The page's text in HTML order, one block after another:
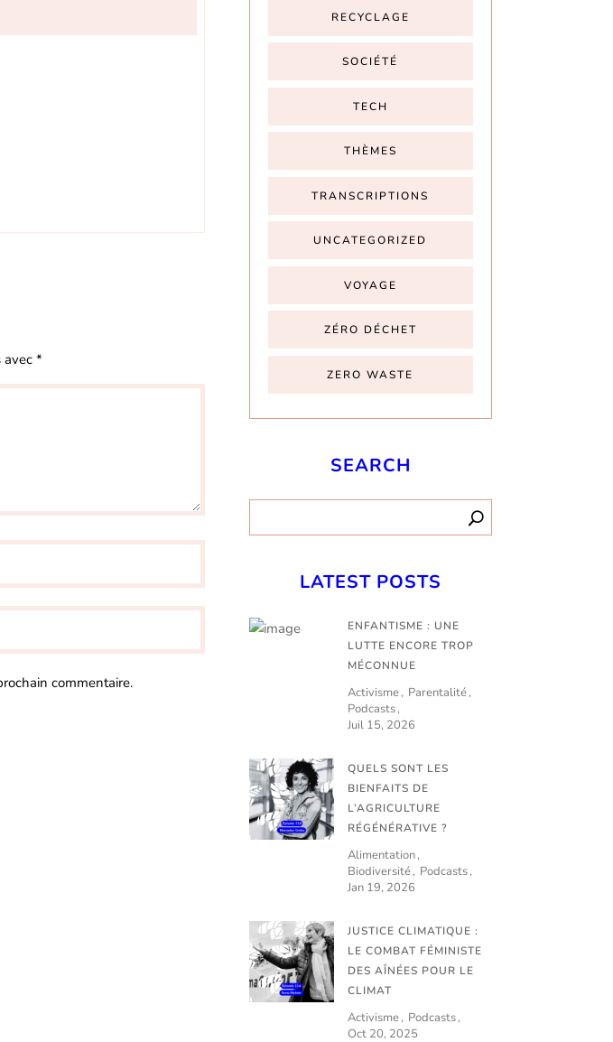
avec*
commentaire.
RECYCLAGE
SOCIÉTÉ
TECH
THÈMES
TRANSCRIPTIONS
UNCATEGORIZED
VOYAGE
ZÉRO DÉCHET
ZERO WASTE
SEARCH
LATEST POSTS
ENFANTISME : UNE
LUTTE ENCORE TROP
MÉCONNUE
Activisme
Parentalité
Podcasts
Juil 15, 2026
QUELS SONT LES
BIENFAITS DE
L’AGRICULTURE
RÉGÉNÉRATIVE ?
Alimentation
Biodiversité
Podcasts
Jan 19, 2026
JUSTICE CLIMATIQUE :
LE COMBAT FÉMINISTE
DES AÎNÉES POUR LE
CLIMAT
Activisme
Podcasts
Oct 20, 2025